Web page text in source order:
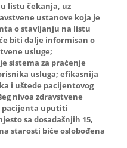
listu čekanja, uz
ustanove koja je
o stavljanju na listu
biti dalje informisan o
usluge;
sistema za praćenje
usluga; efikasnija
i uštede pacijentovog
nivoa zdravstvene
pacijenta uputiti
sa dosadašnjih 15,
starosti biće oslobođena